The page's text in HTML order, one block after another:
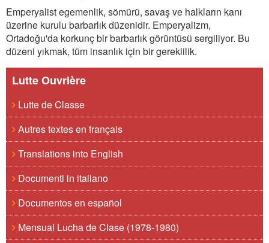
Emperyalist egemenlik, sömürü, savaş ve halkların kanı
üzerine kurulu barbarlık düzenidir. Emperyalizm,
Ortadoğu'da korkunç bir barbarlık görüntüsü sergiliyor. Bu
düzeni yıkmak, tüm insanlık için bir gereklilik.
Lutte Ouvrière
Lutte de Classe
Autres textes en français
Translations into English
Documenti in italiano
Documentos en español
Mensual Lucha de Clase (1978-1980)